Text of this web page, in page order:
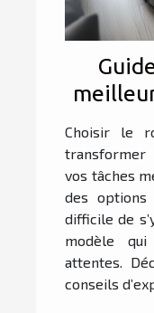
Choisir le
vos tâches
des
difficile de
modèle
attentes.
conseils